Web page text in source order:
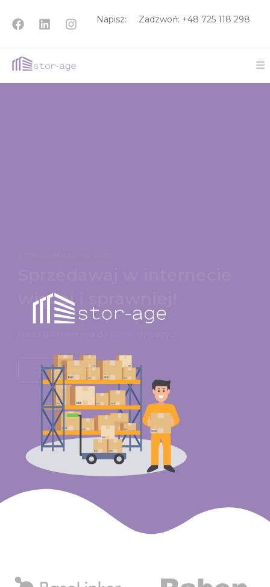
Napisz: Zadzwoń: +48 725 118 298